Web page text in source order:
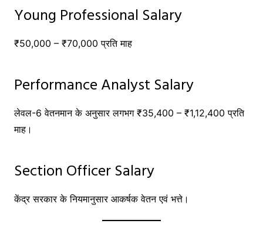
Young Professional Salary
₹50,000 – ₹70,000 प्रति माह
Performance Analyst Salary
लेवल-6 वेतनमान के अनुसार लगभग ₹35,400 – ₹1,12,400 प्रति
माह।
Section Officer Salary
केंद्र सरकार के नियमानुसार आकर्षक वेतन एवं भत्ते।